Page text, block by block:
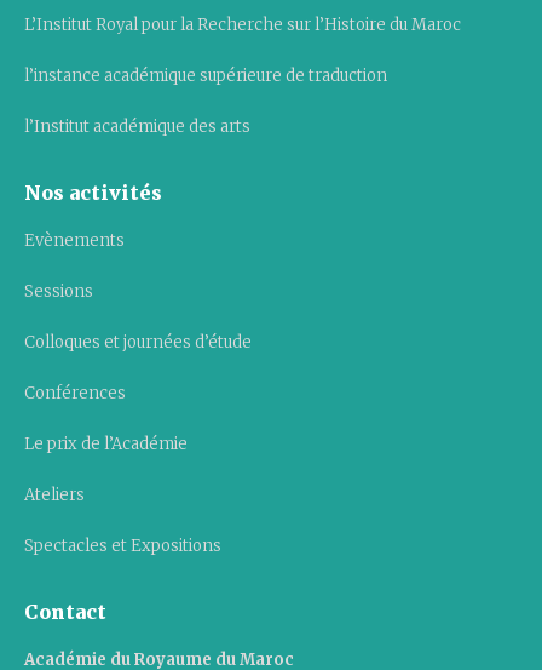
L’Institut Royal pour la Recherche sur l’Histoire du Maroc
l’instance académique supérieure de traduction
l’Institut académique des arts
Nos activités
Evènements
Sessions
Colloques et journées d’étude
Conférences
Le prix de l’Académie
Ateliers
Spectacles et Expositions
Contact
Académie du Royaume du Maroc